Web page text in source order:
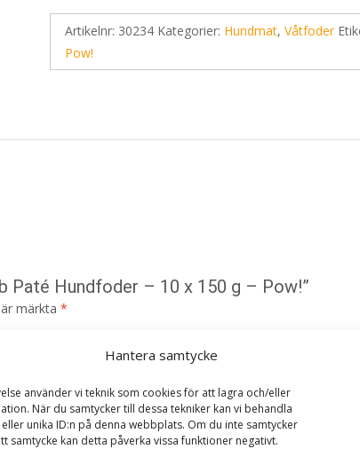
Hantera samtycke
använder vi teknik som cookies för att lagra och/eller
När du samtycker till dessa tekniker kan vi behandla
unika ID:n på denna webbplats. Om du inte samtycker
samtycke kan detta påverka vissa funktioner negativt.
Artikelnr: 30234 Kategorier: Hundmat,Våtfoder
Pow!
Paté Hundfoder – 10 x 150 g – Pow!”
märkta *